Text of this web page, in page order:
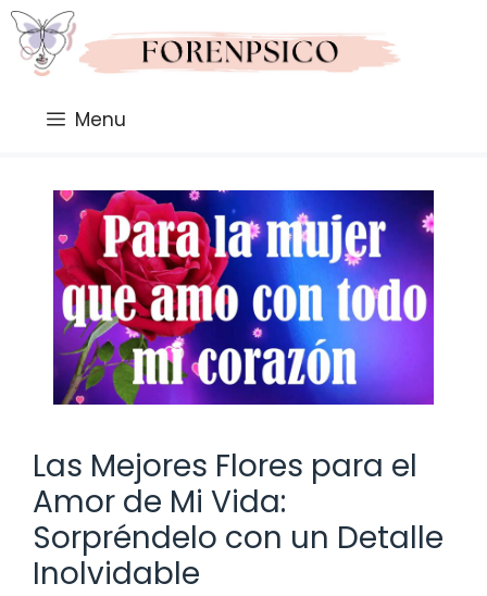
Saltar
al
contenido
Menu
Las Mejores Flores para el
Amor de Mi Vida:
Sorpréndelo con un Detalle
Inolvidable